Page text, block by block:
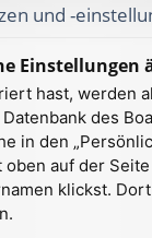
und -
Einstellungen
hast, werden
des
in den
oben auf der
klickst.